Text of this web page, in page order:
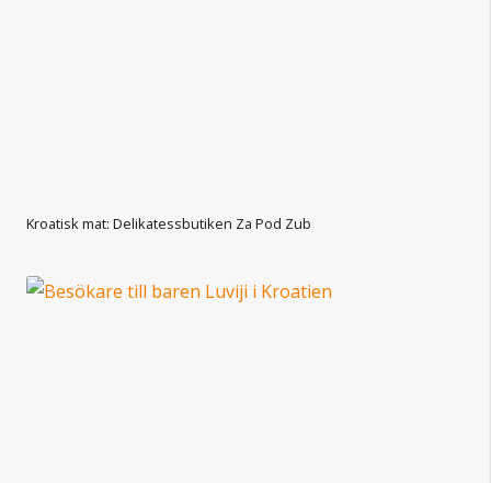
Kroatisk mat: Delikatessbutiken Za Pod Zub